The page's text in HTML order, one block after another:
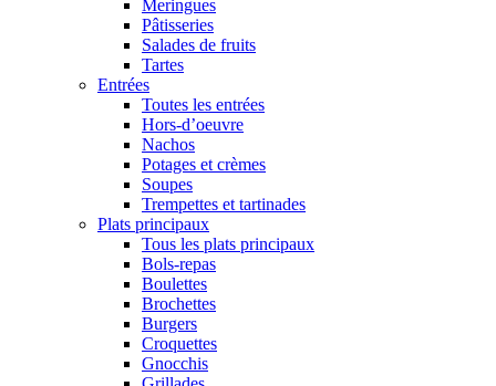
Meringues
Pâtisseries
Salades de fruits
Tartes
Entrées
Toutes les entrées
Hors-d’oeuvre
Nachos
Potages et crèmes
Soupes
Trempettes et tartinades
Plats principaux
Tous les plats principaux
Bols-repas
Boulettes
Brochettes
Burgers
Croquettes
Gnocchis